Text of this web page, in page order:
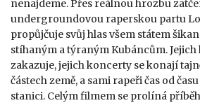
nenajdeme. Přes reálnou hrozbu
undergroundovou raperskou partu
propůjčuje svůj hlas všem státem
stíhaným a týraným Kubáncům. Jejich
zakazuje, jejich koncerty se konají
částech země, a sami rapeři čas od
stanici. Celým filmem se prolíná